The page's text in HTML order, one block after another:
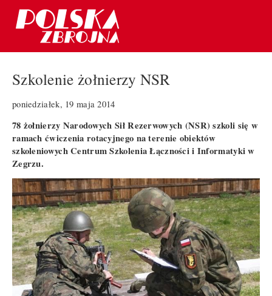
Szkolenie żołnierzy NSR
poniedziałek, 19 maja 2014
78 żołnierzy Narodowych Sił Rezerwowych (NSR) szkoli się w
ramach ćwiczenia rotacyjnego na terenie obiektów
szkoleniowych Centrum Szkolenia Łączności i Informatyki w
Zegrzu.